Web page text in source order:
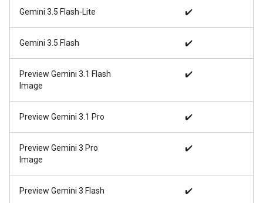
Gemini 3.5 Flash-Lite ✔️
Gemini 3.5 Flash ✔️
Preview Gemini 3.1 Flash
Image
✔️
Preview Gemini 3.1 Pro ✔️
Preview Gemini 3 Pro
Image
✔️
Preview Gemini 3 Flash ✔️